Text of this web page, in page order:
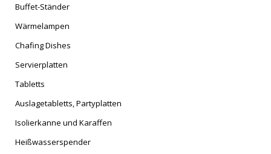
Buffet-Ständer
Wärmelampen
Chafing Dishes
Servierplatten
Tabletts
Auslagetabletts, Partyplatten
Isolierkanne und Karaffen
Heißwasserspender